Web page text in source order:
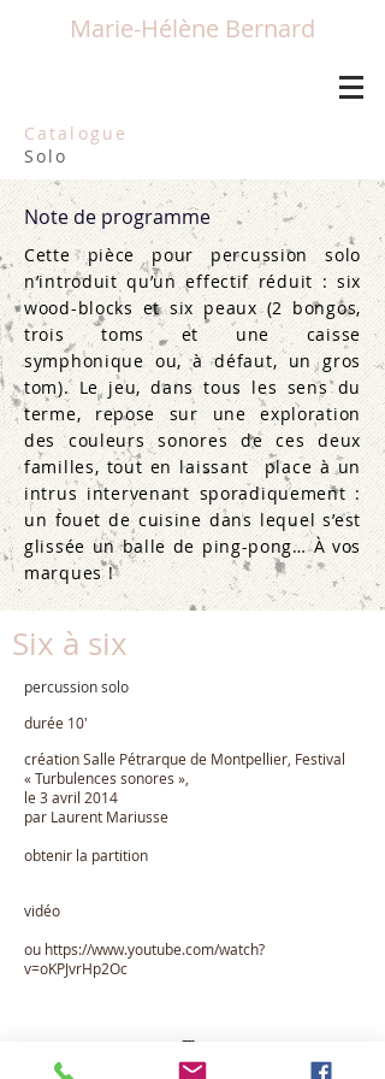
Marie-Hélène Bernard
Catalogue
Solo
Note de programme
Cette pièce pour percussion solo
n’introduit qu’un effectif réduit : six
wood-blocks et six peaux (2 bongos,
trois toms et une caisse
symphonique ou, à défaut, un gros
tom). Le jeu, dans tous les sens du
terme, repose sur une exploration
des couleurs sonores de ces deux
familles, tout en laissant place à un
intrus intervenant sporadiquement :
un fouet de cuisine dans lequel s’est
glissée un balle de ping-pong… À vos
marques !
Six à six
percussion solo
durée 10'
création Salle Pétrarque de Montpellier, Festival
« Turbulences sonores »,
le 3 avril 2014
par Laurent Mariusse
obtenir la partition
vidéo
ou https://www.youtube.com/watch?
v=oKPJvrHp2Oc